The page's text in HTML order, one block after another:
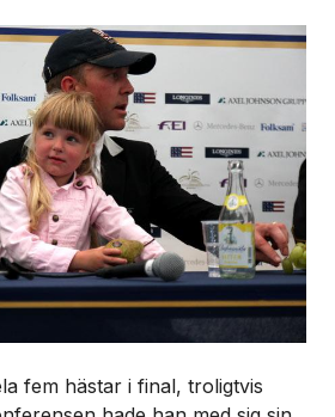
fem hästar i final, troligtvis